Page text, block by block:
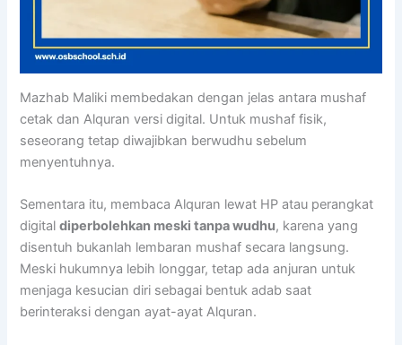
Mazhab Maliki membedakan dengan jelas antara mushaf
cetak dan Alquran versi digital. Untuk mushaf fisik,
seseorang tetap diwajibkan berwudhu sebelum
menyentuhnya.
Sementara itu, membaca Alquran lewat HP atau perangkat
digitaldiperbolehkan meski tanpa wudhu, karena yang
disentuh bukanlah lembaran mushaf secara langsung.
Meski hukumnya lebih longgar, tetap ada anjuran untuk
menjaga kesucian diri sebagai bentuk adab saat
berinteraksi dengan ayat-ayat Alquran.